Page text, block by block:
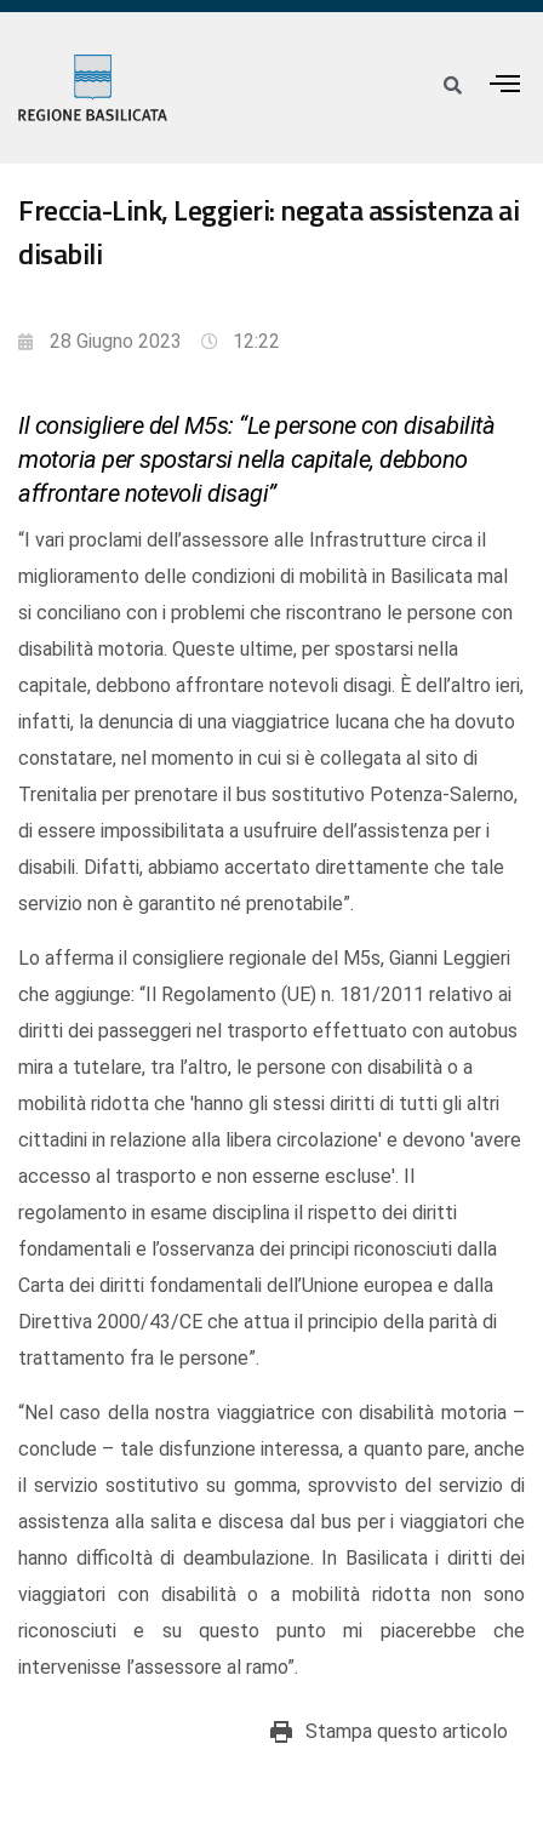
Freccia-Link, Leggieri: negata assistenza ai
disabili
28 Giugno 2023 12:22
Il consigliere del M5s: “Le persone con disabilità
motoria per spostarsi nella capitale, debbono
affrontare notevoli disagi”
“I vari proclami dell’assessore alle Infrastrutture circa il
miglioramento delle condizioni di mobilità in Basilicata mal
si conciliano con i problemi che riscontrano le persone con
disabilità motoria. Queste ultime, per spostarsi nella
capitale, debbono affrontare notevoli disagi. È dell’altro ieri,
infatti, la denuncia di una viaggiatrice lucana che ha dovuto
constatare, nel momento in cui si è collegata al sito di
Trenitalia per prenotare il bus sostitutivo Potenza-Salerno,
di essere impossibilitata a usufruire dell’assistenza per i
disabili. Difatti, abbiamo accertato direttamente che tale
servizio non è garantito né prenotabile”.
Lo afferma il consigliere regionale del M5s, Gianni Leggieri
che aggiunge: “Il Regolamento (UE) n. 181/2011 relativo ai
diritti dei passeggeri nel trasporto effettuato con autobus
mira a tutelare, tra l’altro, le persone con disabilità o a
mobilità ridotta che 'hanno gli stessi diritti di tutti gli altri
cittadini in relazione alla libera circolazione' e devono 'avere
accesso al trasporto e non esserne escluse'. Il
regolamento in esame disciplina il rispetto dei diritti
fondamentali e l’osservanza dei principi riconosciuti dalla
Carta dei diritti fondamentali dell’Unione europea e dalla
Direttiva 2000/43/CE che attua il principio della parità di
trattamento fra le persone”.
“Nel caso della nostra viaggiatrice con disabilità motoria –
conclude – tale disfunzione interessa, a quanto pare, anche
il servizio sostitutivo su gomma, sprovvisto del servizio di
assistenza alla salita e discesa dal bus per i viaggiatori che
hanno difficoltà di deambulazione. In Basilicata i diritti dei
viaggiatori con disabilità o a mobilità ridotta non sono
riconosciuti e su questo punto mi piacerebbe che
intervenisse l’assessore al ramo”.
Stampa questo articolo